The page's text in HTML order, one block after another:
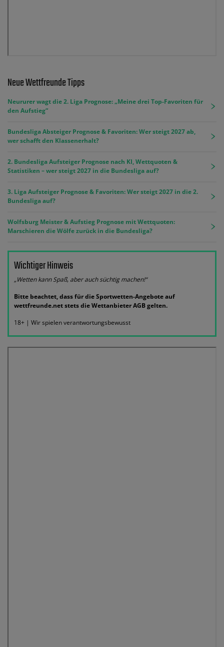
Neue Wettfreunde Tipps
Neururer wagt die 2. Liga Prognose: „Meine drei Top-Favoriten für
den Aufstieg“
Bundesliga Absteiger Prognose & Favoriten: Wer steigt 2027 ab,
wer schafft den Klassenerhalt?
2. Bundesliga Aufsteiger Prognose nach KI, Wettquoten &
Statistiken – wer steigt 2027 in die Bundesliga auf?
3. Liga Aufsteiger Prognose & Favoriten: Wer steigt 2027 in die 2.
Bundesliga auf?
Wolfsburg Meister & Aufstieg Prognose mit Wettquoten:
Marschieren die Wölfe zurück in die Bundesliga?
Wichtiger Hinweis
„Wetten kann Spaß, aber auch süchtig machen!“
Bitte beachtet, dass für die Sportwetten-Angebote auf
wettfreunde.net stets die Wettanbieter AGB gelten.
18+ | Wir spielen verantwortungsbewusst